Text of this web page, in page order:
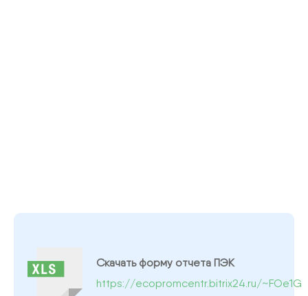
Скачать форму отчета ПЭК
https://ecopromcentr.bitrix24.ru/~FOe1G